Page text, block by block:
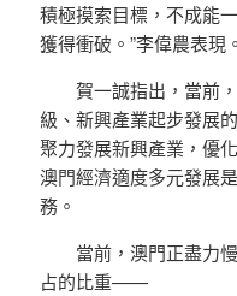
積極摸索目標，不成能
獲得衝破。”李偉農表現。
賀一誠指出，當前
級、新興產業起步發展
聚力發展新興產業，優
澳門經濟適度多元發展
務。
當前，澳門正盡力
占的比重——